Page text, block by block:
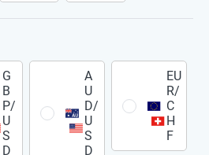
G
B
P/
U
S
D
A
U
D/
U
S
D
EU
R/
C
H
F